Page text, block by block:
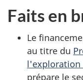
Faits en
Le
au titre du
l'exploration
prépare le